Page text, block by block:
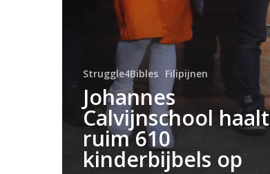
Struggle4Bibles Filipijnen
Johannes
Calvijnschool haalt
ruim 610
kinderbijbels op